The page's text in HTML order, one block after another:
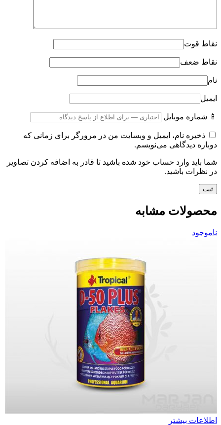
نقاط قوت
نقاط ضعف
نام
ایمیل
📱 شماره موبایل
ذخیره نام، ایمیل و وبسایت من در مرورگر برای زمانی که
دوباره دیدگاهی می‌نویسم.
شما باید وارد حساب خود شده باشید تا قادر به اضافه کردن تصاویر
در نظرات باشید.
محصولات مشابه
ناموجود
اطلاعات بیشتر